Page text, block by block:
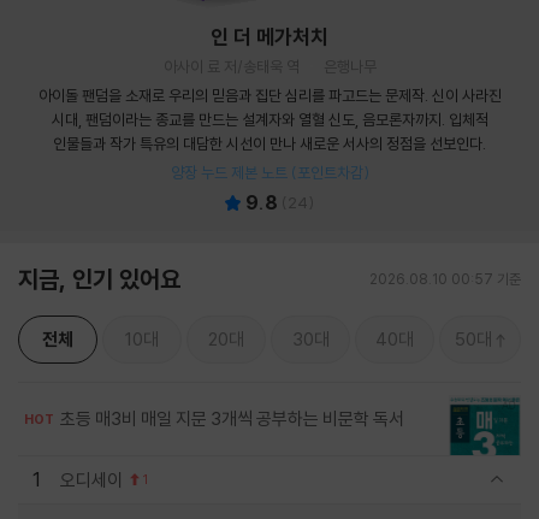
인 더 메가처치
아사이 료 저/송태욱 역
은행나무
아이돌 팬덤을 소재로 우리의 믿음과 집단 심리를 파고드는 문제작. 신이 사라진
시대, 팬덤이라는 종교를 만드는 설계자와 열혈 신도, 음모론자까지. 입체적
인물들과 작가 특유의 대담한 시선이 만나 새로운 서사의 정점을 선보인다.
양장 누드 제본 노트 (포인트차감)
9.8 24
지금, 인기 있어요 2026.08.10 00:57 기준
전체 10대 20대 30대 40대 50대
HOT 초등 매3비 매일 지문 3개씩 공부하는 비문학 독서
1 오디세이 1